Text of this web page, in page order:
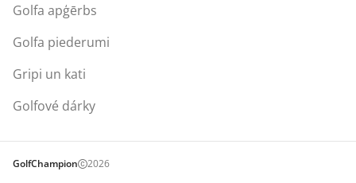
Golfa apģērbs
Golfa piederumi
Gripi un kati
Golfové dárky
GolfChampion 2026